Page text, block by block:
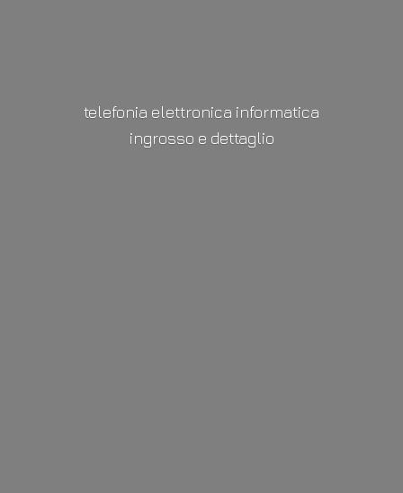
telefonia elettronica informatica
ingrosso e dettaglio